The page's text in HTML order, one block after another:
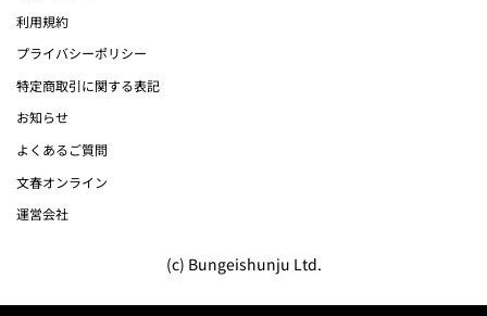
利用規約
プライバシーポリシー
特定商取引に関する表記
お知らせ
よくあるご質問
文春オンライン
運営会社
(c) Bungeishunju Ltd.